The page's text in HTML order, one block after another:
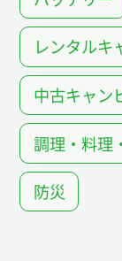
レンタルキ
中古キャン
調理・料理
防災